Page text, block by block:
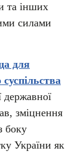
та інших
силами
для
державної
зміцнення
боку
України як